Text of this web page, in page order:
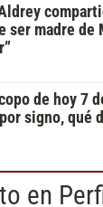
ser madre de
de hoy 7
signo, qué
en